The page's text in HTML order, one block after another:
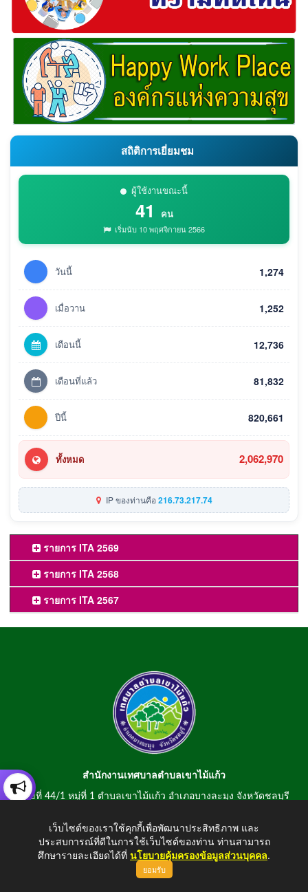
สถิติการเยี่ยมชม
ผู้ใช้งานขณะนี้
41 คน
เริ่มนับ 10 พฤศจิกายน 2566
วันนี้ 1,274
เมื่อวาน 1,252
เดือนนี้ 12,736
เดือนที่แล้ว 81,832
ปีนี้ 820,661
ทั้งหมด 2,062,970
IP ของท่านคือ216.73.217.74
รายการ ITA 2569
รายการ ITA 2568
รายการ ITA 2567
สำนักงานเทศบาลตำบลเขาไม้แก้ว
เลขที่ 44/1 หมู่ที่ 1 ตำบลเขาไม้แก้ว อำเภอบางละมุง จังหวัดชลบุรี
สอบถามข้อมูลโทรศัพท์/โทรสาร 0-3807-2634-5
E-mail : saraban@khaomaikaew.go.th
เว็บไซต์ของเราใช้คุกกี้เพื่อพัฒนาประสิทธิภาพ และ
ประสบการณ์ที่ดีในการใช้เว็บไซต์ของท่าน ท่านสามารถ
ศึกษารายละเอียดได้ที่ นโยบายคุ้มครองข้อมูลส่วนบุคคล.
ยอมรับ